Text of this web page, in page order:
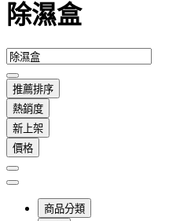
除濕盒
推薦排序
熱銷度
新上架
價格
商品分類